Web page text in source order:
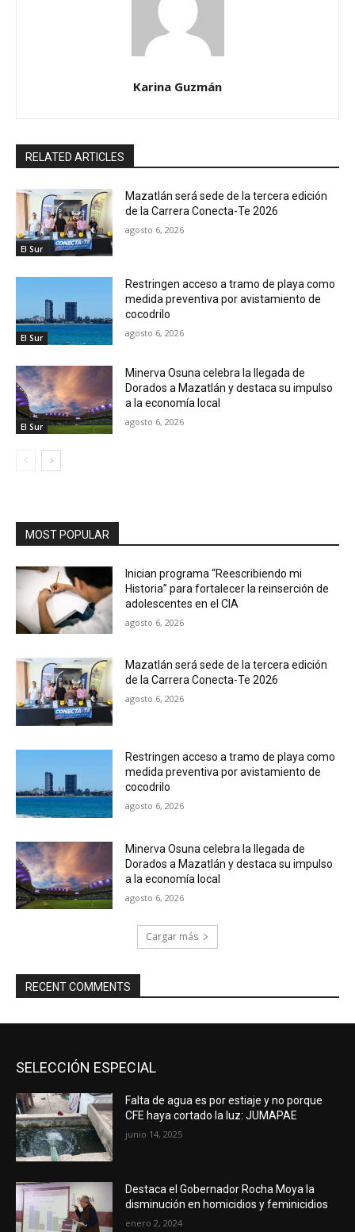
Karina Guzmán
RELATED ARTICLES
El Sur
Mazatlán será sede de la tercera edición
de la Carrera Conecta-Te 2026
agosto 6, 2026
El Sur
Restringen acceso a tramo de playa como
medida preventiva por avistamiento de
cocodrilo
agosto 6, 2026
El Sur
Minerva Osuna celebra la llegada de
Dorados a Mazatlán y destaca su impulso
a la economía local
agosto 6, 2026
MOST POPULAR
Inician programa “Reescribiendo mi
Historia” para fortalecer la reinserción de
adolescentes en el CIA
agosto 6, 2026
Mazatlán será sede de la tercera edición
de la Carrera Conecta-Te 2026
agosto 6, 2026
Restringen acceso a tramo de playa como
medida preventiva por avistamiento de
cocodrilo
agosto 6, 2026
Minerva Osuna celebra la llegada de
Dorados a Mazatlán y destaca su impulso
a la economía local
agosto 6, 2026
Cargar más
RECENT COMMENTS
SELECCIÓN ESPECIAL
Falta de agua es por estiaje y no porque
CFE haya cortado la luz: JUMAPAE
junio 14, 2025
Destaca el Gobernador Rocha Moya la
disminución en homicidios y feminicidios
enero 2, 2024